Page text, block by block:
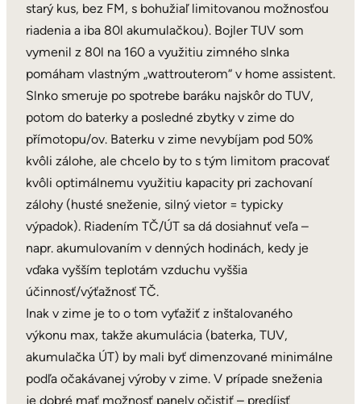
starý kus, bez FM, s bohužiaľ limitovanou možnosťou
riadenia a iba 80l akumulačkou). Bojler TUV som
vymenil z 80l na 160 a využitiu zimného slnka
pomáham vlastným „wattrouterom“ v home assistent.
Slnko smeruje po spotrebe baráku najskôr do TUV,
potom do baterky a posledné zbytky v zime do
přímotopu/ov. Baterku v zime nevybíjam pod 50%
kvôli zálohe, ale chcelo by to s tým limitom pracovať
kvôli optimálnemu využitiu kapacity pri zachovaní
zálohy (husté sneženie, silný vietor = typicky
výpadok). Riadením TČ/ÚT sa dá dosiahnuť veľa –
napr. akumulovaním v denných hodinách, kedy je
vďaka vyšším teplotám vzduchu vyššia
účinnosť/výťažnosť TČ.
Inak v zime je to o tom vyťažiť z inštalovaného
výkonu max, takže akumulácia (baterka, TUV,
akumulačka ÚT) by mali byť dimenzované minimálne
podľa očakávanej výroby v zime. V prípade sneženia
je dobré mať možnosť panely očistiť – predíjsť